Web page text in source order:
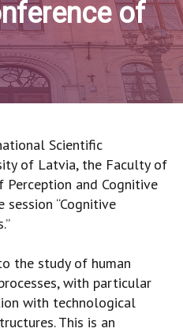
of
Scientific
of Latvia, the Faculty of
Perception and Cognitive
“Cognitive
the study of human
with particular
with technological
This is an